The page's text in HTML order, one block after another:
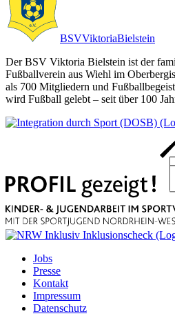
BSVViktoriaBielstein
Der BSV Viktoria Bielstein ist der
Fußballverein aus Wiehl im
als 700 Mitgliedern und
wird Fußball gelebt – seit über 100
Jobs
Presse
Kontakt
Impressum
Datenschutz